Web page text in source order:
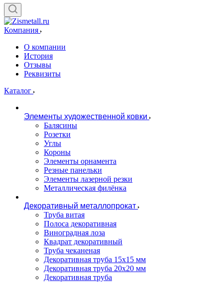
Компания
О компании
История
Отзывы
Реквизиты
Каталог
Элементы художественной ковки
Балясины
Розетки
Углы
Короны
Элементы орнамента
Резные панельки
Элементы лазерной резки
Металлическая филёнка
Декоративный металлопрокат
Труба витая
Полоса декоративная
Виноградная лоза
Квадрат декоративный
Труба чеканеная
Декоративная труба 15х15 мм
Декоративная труба 20х20 мм
Декоративная труба